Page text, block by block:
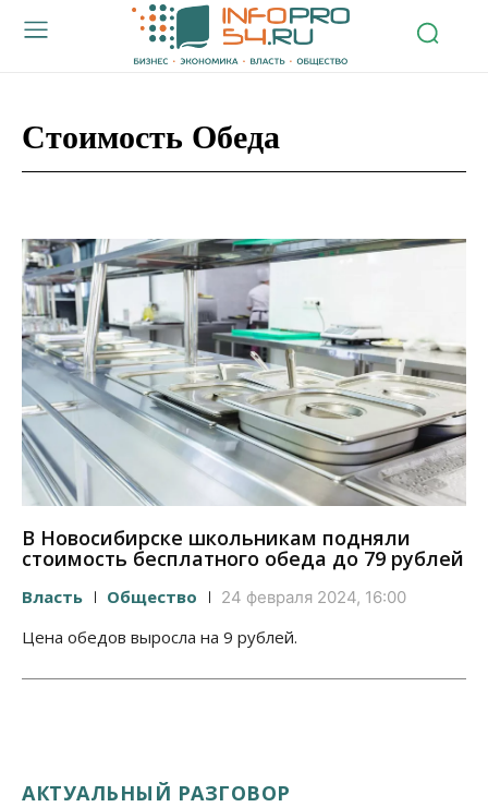
Стоимость Обеда
В Новосибирске школьникам подняли
стоимость бесплатного обеда до 79 рублей
Власть Общество 24 февраля 2024, 16:00
Цена обедов выросла на 9 рублей.
АКТУАЛЬНЫЙ РАЗГОВОР